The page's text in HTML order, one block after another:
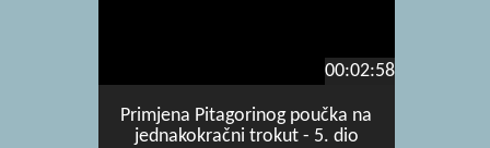
00:02:58
Primjena Pitagorinog poučka na
jednakokračni trokut - 5. dio